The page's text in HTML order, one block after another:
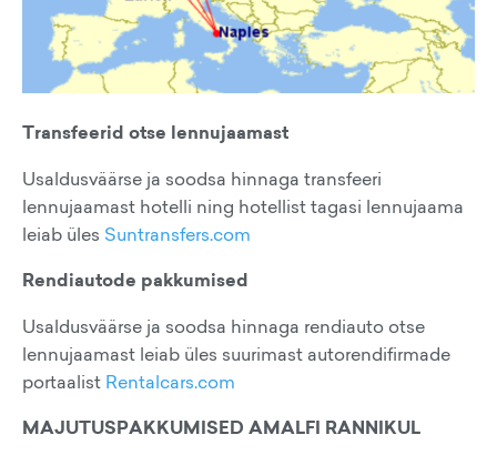
Transfeerid otse lennujaamast
Usaldusväärse ja soodsa hinnaga transfeeri
lennujaamast hotelli ning hotellist tagasi lennujaama
leiab üles Suntransfers.com
Rendiautode pakkumised
Usaldusväärse ja soodsa hinnaga rendiauto otse
lennujaamast leiab üles suurimast autorendifirmade
portaalist Rentalcars.com
MAJUTUSPAKKUMISED AMALFI RANNIKUL